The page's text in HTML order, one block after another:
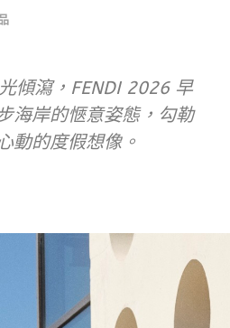
傾瀉，FENDI 2026 早
海岸的愜意姿態，勾勒
動的度假想像。